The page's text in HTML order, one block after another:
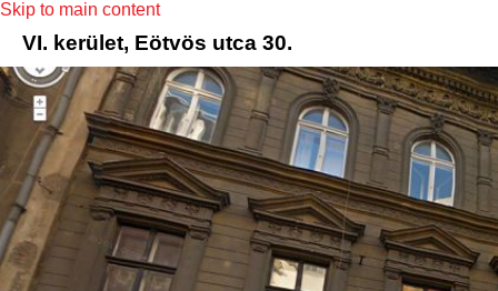
Skip to main content
VI. kerület, Eötvös utca 30.